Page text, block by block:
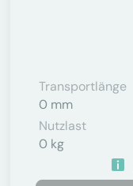
Transportlänge
0 mm
Nutzlast
0 kg